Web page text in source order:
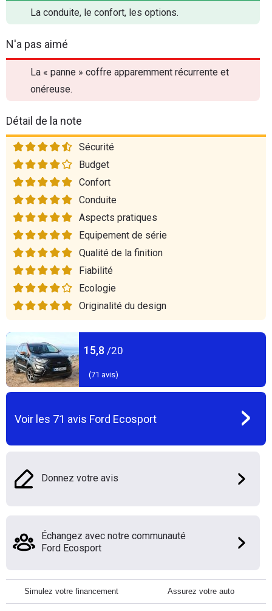
La conduite, le confort, les options.
N'a pas aimé
La « panne » coffre apparemment récurrente et
onéreuse.
Détail de la note
Sécurité
Budget
Confort
Conduite
Aspects pratiques
Equipement de série
Qualité de la finition
Fiabilité
Ecologie
Originalité du design
15,8 /20
(71 avis)
Voir les 71 avis Ford Ecosport
Donnez votre avis
Échangez avec notre communauté
Ford Ecosport
Simulez votre financement Assurez votre auto